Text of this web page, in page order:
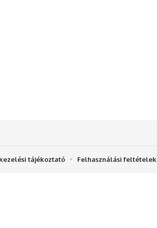
tájékoztató Felhasználási feltételek